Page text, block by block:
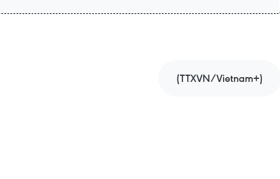
(TTXVN/Vietnam+)